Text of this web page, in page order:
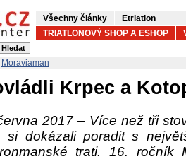
Všechny články
Etriatlon
TRIATLONOVÝ SHOP A ESHOP
Moraviaman
Krpec a
2017 – Více než tři
dokázali poradit s
trati. 16. ročník